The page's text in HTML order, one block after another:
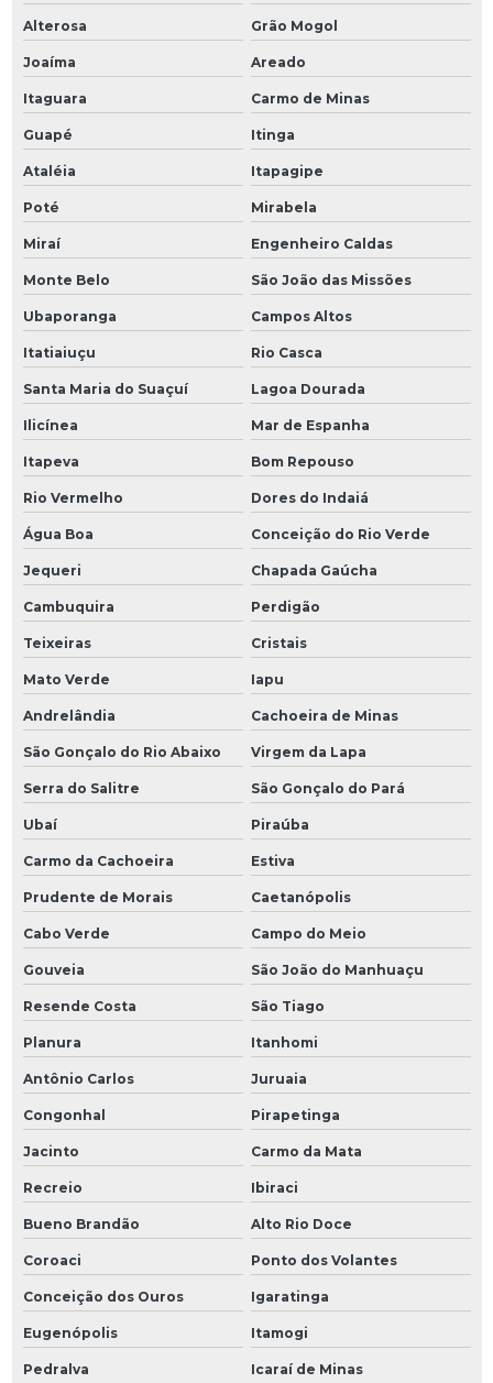
Alterosa Grão Mogol
Joaíma Areado
Itaguara Carmo de Minas
Guapé Itinga
Ataléia Itapagipe
Poté Mirabela
Miraí Engenheiro Caldas
Monte Belo São João das Missões
Ubaporanga Campos Altos
Itatiaiuçu Rio Casca
Santa Maria do Suaçuí Lagoa Dourada
Ilicínea Mar de Espanha
Itapeva Bom Repouso
Rio Vermelho Dores do Indaiá
Água Boa Conceição do Rio Verde
Jequeri Chapada Gaúcha
Cambuquira Perdigão
Teixeiras Cristais
Mato Verde Iapu
Andrelândia Cachoeira de Minas
São Gonçalo do Rio Abaixo Virgem da Lapa
Serra do Salitre São Gonçalo do Pará
Ubaí Piraúba
Carmo da Cachoeira Estiva
Prudente de Morais Caetanópolis
Cabo Verde Campo do Meio
Gouveia São João do Manhuaçu
Resende Costa São Tiago
Planura Itanhomi
Antônio Carlos Juruaia
Congonhal Pirapetinga
Jacinto Carmo da Mata
Recreio Ibiraci
Bueno Brandão Alto Rio Doce
Coroaci Ponto dos Volantes
Conceição dos Ouros Igaratinga
Eugenópolis Itamogi
Pedralva Icaraí de Minas